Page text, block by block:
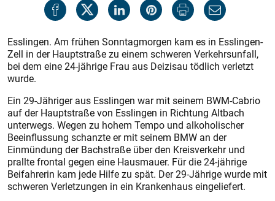
Esslingen. Am frühen Sonntagmorgen kam es in Esslingen-
Zell in der Hauptstraße zu einem schweren Verkehrsunfall,
bei dem eine 24-jährige Frau aus Deizisau tödlich verletzt
wurde.
Ein 29-Jähriger aus Esslingen war mit seinem BWM-Cabrio
auf der Hauptstraße von Esslingen in Richtung Altbach
unterwegs. Wegen zu hohem Tempo und alkoholischer
Beeinflussung schanzte er mit seinem BMW an der
Einmündung der Bachstraße über den Kreisverkehr und
prallte frontal gegen eine Hausmauer. Für die 24-jährige
Beifahrerin kam jede Hilfe zu spät. Der 29-Jährige wurde mit
schweren Verletzungen in ein Krankenhaus eingeliefert.